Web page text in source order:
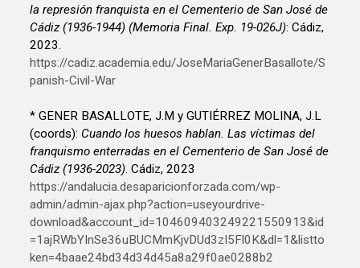
la represión franquista en el Cementerio de San José de
Cádiz (1936-1944) (Memoria Final. Exp. 19-026J): Cádiz,
2023.
https://cadiz.academia.edu/JoseMariaGenerBasallote/S
panish-Civil-War
* GENER BASALLOTE, J.M y GUTIÉRREZ MOLINA, J.L
(coords): Cuando los huesos hablan. Las víctimas del
franquismo enterradas en el Cementerio de San José de
Cádiz (1936-2023) . Cádiz, 2023
https://andalucia.desaparicionforzada.com/wp-
admin/admin-ajax.php?action=useyourdrive-
download&account_id=104609403249221550913&id
=1ajRWbYInSe36uBUCMmKjvDUd3zI5Fl0K&dl=1&listto
ken=4baae24bd34d34d45a8a29f0ae0288b2